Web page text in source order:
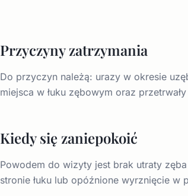
Przyczyny zatrzymania
Do przyczyn należą: urazy w okresie
miejsca w łuku zębowym oraz
Kiedy się zaniepokoić
Powodem do wizyty jest brak utraty
stronie łuku lub opóźnione wyrznięcie w